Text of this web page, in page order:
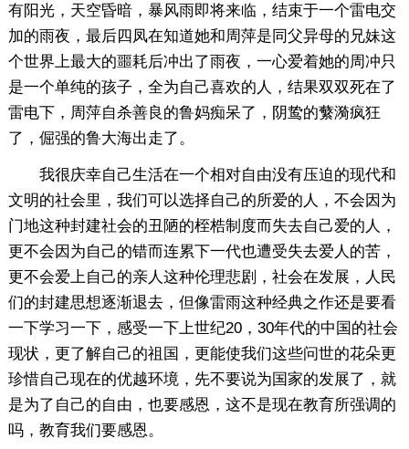
有阳光，天空昏暗，暴风雨即将来临，结束于一个雷电交
加的雨夜，最后四凤在知道她和周萍是同父异母的兄妹这
个世界上最大的噩耗后冲出了雨夜，一心爱着她的周冲只
是一个单纯的孩子，全为自己喜欢的人，结果双双死在了
雷电下，周萍自杀善良的鲁妈痴呆了，阴鸷的蘩漪疯狂
了，倔强的鲁大海出走了。
我很庆幸自己生活在一个相对自由没有压迫的现代和
文明的社会里，我们可以选择自己的所爱的人，不会因为
门地这种封建社会的丑陋的桎梏制度而失去自己爱的人，
更不会因为自己的错而连累下一代也遭受失去爱人的苦，
更不会爱上自己的亲人这种伦理悲剧，社会在发展，人民
们的封建思想逐渐退去，但像雷雨这种经典之作还是要看
一下学习一下，感受一下上世纪20，30年代的中国的社会
现状，更了解自己的祖国，更能使我们这些问世的花朵更
珍惜自己现在的优越环境，先不要说为国家的发展了，就
是为了自己的自由，也要感恩，这不是现在教育所强调的
吗，教育我们要感恩。